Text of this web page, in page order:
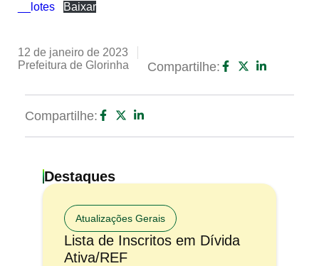
__lotes
Baixar
12 de janeiro de 2023
Prefeitura de Glorinha
Compartilhe:
Compartilhe:
Destaques
Atualizações Gerais
Lista de Inscritos em Dívida
Ativa/REF